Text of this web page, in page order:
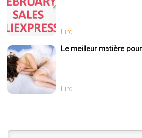
Lire
Le meilleur matière
Lire